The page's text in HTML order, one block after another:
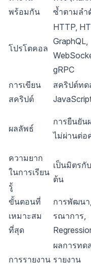
พร้อมกัน
ซ้ำตามลำ
โปรโตคอล
HTTP,
GraphQL,
gRPC
การเขียน
สคริปต์
สคริปต์ทด
ผลลัพธ์
การยืนยัน
ไม่ผ่านต่อ
ความยาก
ในการเรียน
รู้
เป็นมิตรกั
ต้น
ขั้นตอนที่
เหมาะสม
ที่สุด
การพัฒนา
รณาการ,
การรายงาน
ผลการทด
รายงาน